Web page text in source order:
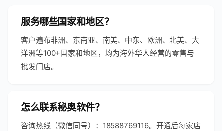
服务哪些国家和地区？
客户遍布非洲、东南亚、南美、中东、欧洲、北美、大
洋洲等100+国家和地区，均为海外华人经营的零售与
批发门店。
怎么联系秘奥软件？
咨询热线（微信同号）：18588769116。开通后每家店